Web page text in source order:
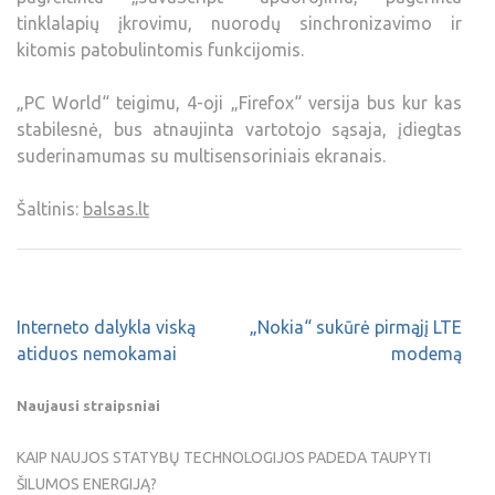
tinklalapių įkrovimu, nuorodų sinchronizavimo ir
kitomis patobulintomis funkcijomis.
„PC World“ teigimu, 4-oji „Firefox“ versija bus kur kas
stabilesnė, bus atnaujinta vartotojo sąsaja, įdiegtas
suderinamumas su multisensoriniais ekranais.
Šaltinis: balsas.lt
Interneto dalykla viską
atiduos nemokamai
„Nokia“ sukūrė pirmąjį LTE
modemą
Naujausi straipsniai
KAIP NAUJOS STATYBŲ TECHNOLOGIJOS PADEDA TAUPYTI
ŠILUMOS ENERGIJĄ?